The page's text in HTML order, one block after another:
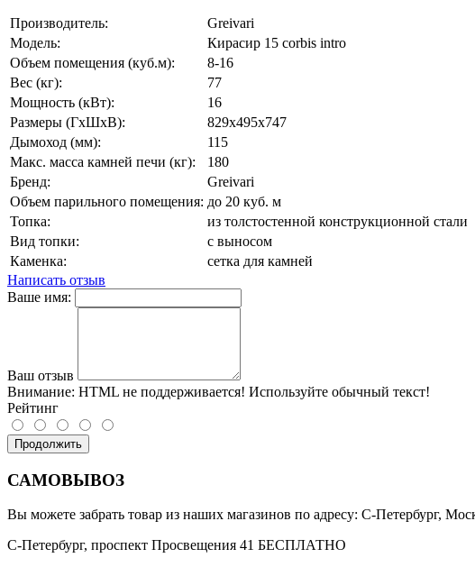
Производитель:
Greivari
Модель:
Кирасир 15 corbis intro
Объем помещения (куб.м):
8-16
Вес (кг):
77
Мощность (кВт):
16
Размеры (ГхШхВ):
829х495х747
Дымоход (мм):
115
Макс. масса камней печи (кг):
180
Бренд:
Greivari
Объем парильного помещения: до 20 куб. м
Топка:
из толстостенной конструкционной стали
Вид топки:
с выносом
Каменка:
сетка для камней
Написать отзыв
Ваше имя:
Ваш отзыв
Внимание: HTML не поддерживается! Используйте обычный текст!
Рейтинг
Продолжить
САМОВЫВОЗ
Вы можете забрать товар из наших магазинов по адресу: С-Петербург,
С-Петербург, проспект Просвещения 41 БЕСПЛАТНО